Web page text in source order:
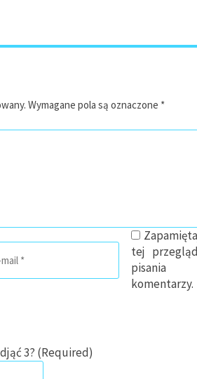
Wymagane pola są oznaczone *
tej
pisania
komentarzy.
3? (Required)